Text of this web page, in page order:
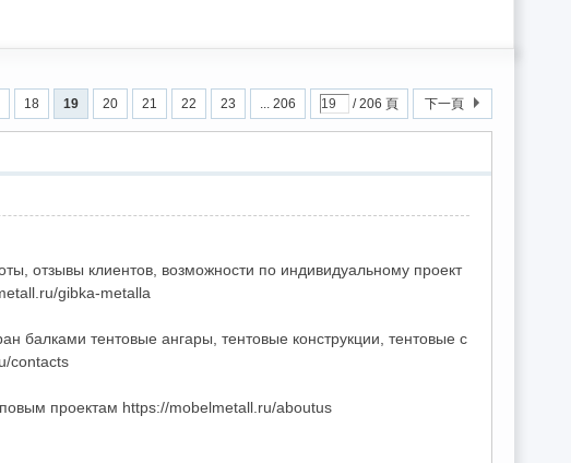
台北出差旅遊叫小姐gleezy：sk662/台灣外流/gleezy外送茶/全台優質外約gleezy
18 19 20 21 22 23 ... 206 / 206 頁 下一頁
отзывы клиентов, возможности по индивидуальному проект
gibka-metalla
балками тентовые ангары, тентовые конструкции, тентовые с
contacts
проектам https://mobelmetall.ru/aboutus